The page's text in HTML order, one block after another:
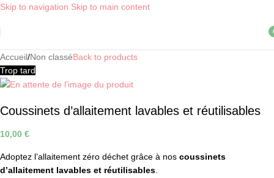
Skip to navigation Skip to main content
Accueil/Non classéBack to products
Trop tard
Coussinets d’allaitement lavables et réutilisables
10,00 €
Adoptez l’allaitement zéro déchet grâce à nos coussinets
d’allaitement lavables et réutilisables.